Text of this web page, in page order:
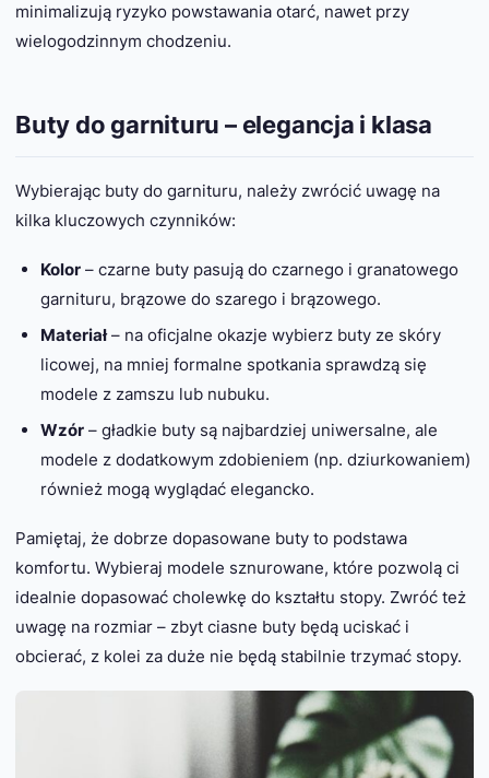
minimalizują ryzyko powstawania otarć, nawet przy
wielogodzinnym chodzeniu.
Buty do garnituru – elegancja i klasa
Wybierając buty do garnituru, należy zwrócić uwagę na
kilka kluczowych czynników:
Kolor– czarne buty pasują do czarnego i granatowego
garnituru, brązowe do szarego i brązowego.
Materiał– na oficjalne okazje wybierz buty ze skóry
licowej, na mniej formalne spotkania sprawdzą się
modele z zamszu lub nubuku.
Wzór– gładkie buty są najbardziej uniwersalne, ale
modele z dodatkowym zdobieniem (np. dziurkowaniem)
również mogą wyglądać elegancko.
Pamiętaj, że dobrze dopasowane buty to podstawa
komfortu. Wybieraj modele sznurowane, które pozwolą ci
idealnie dopasować cholewkę do kształtu stopy. Zwróć też
uwagę na rozmiar – zbyt ciasne buty będą uciskać i
obcierać, z kolei za duże nie będą stabilnie trzymać stopy.